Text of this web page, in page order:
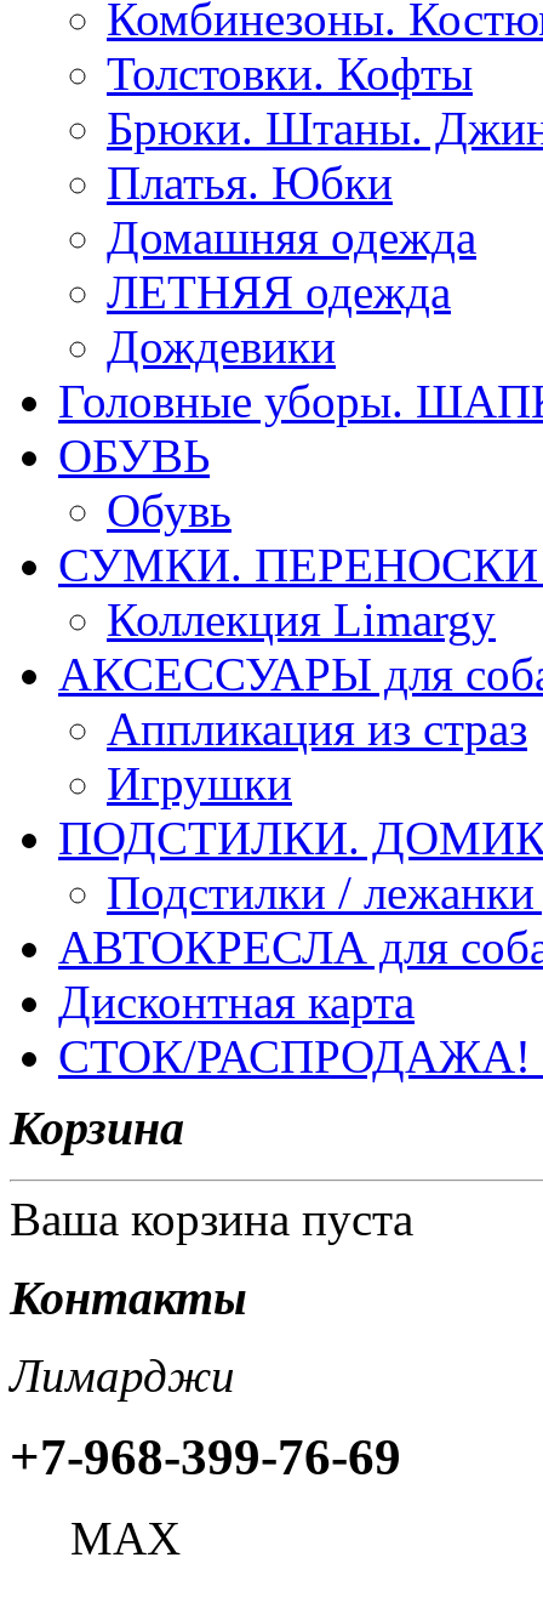
Комбинезоны.
Толстовки. Кофты
Брюки. Штаны.
Платья. Юбки
Домашняя одежда
ЛЕТНЯЯ одежда
Дождевики
Головные уборы.
ОБУВЬ
Обувь
СУМКИ. ПЕРЕНОСКИ
Коллекция Limargy
АКСЕССУАРЫ для
Аппликация из страз
Игрушки
ПОДСТИЛКИ. ДОМИКИ
Подстилки / лежанки
АВТОКРЕСЛА для
Дисконтная карта
СТОК/
Корзина
Ваша корзина пуста
Контакты
Лимарджи
+7-968-399-76-69
МАХ